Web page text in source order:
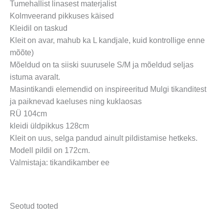
Tumehallist linasest materjalist
Kolmveerand pikkuses käised
Kleidil on taskud
Kleit on avar, mahub ka L kandjale, kuid kontrollige enne
mõõte)
Mõeldud on ta siiski suurusele S/M ja mõeldud seljas
istuma avaralt.
Masintikandi elemendid on inspireeritud Mulgi tikanditest
ja paiknevad kaeluses ning kuklaosas
RÜ 104cm
kleidi üldpikkus 128cm
Kleit on uus, selga pandud ainult pildistamise hetkeks.
Modell pildil on 172cm.
Valmistaja: tikandikamber ee
Seotud tooted